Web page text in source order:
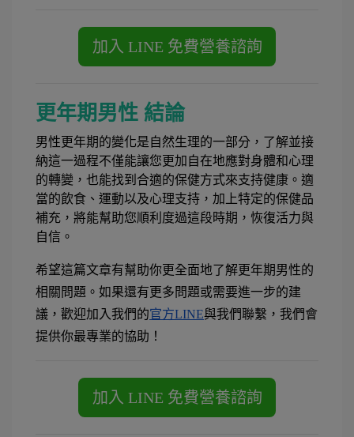
更年期男性 結論
男性更年期的變化是自然生理的一部分，了解並接
納這一過程不僅能讓您更加自在地應對身體和心理
的轉變，也能找到合適的保健方式來支持健康。適
當的飲食、運動以及心理支持，加上特定的保健品
補充，將能幫助您順利度過這段時期，恢復活力與
自信。
希望這篇文章有幫助你更全面地了解更年期男性的
相關問題。如果還有更多問題或需要進一步的建
議，歡迎加入我們的官方LINE與我們聯繫，我們會
提供你最專業的協助！